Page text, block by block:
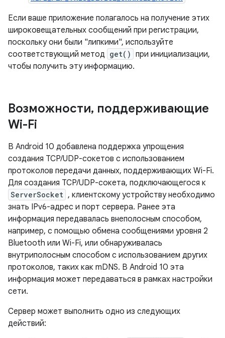
Если ваше приложение полагалось на получение этих
широковещательных сообщений при регистрации,
поскольку они были "липкими", используйте
соответствующий метод get() при инициализации,
чтобы получить эту информацию.
Возможности, поддерживающие
Wi-Fi
В Android 10 добавлена ​​поддержка упрощения
создания TCP/UDP-сокетов с использованием
протоколов передачи данных, поддерживающих Wi-Fi.
Для создания TCP/UDP-сокета, подключающегося к
ServerSocket , клиентскому устройству необходимо
знать IPv6-адрес и порт сервера. Ранее эта
информация передавалась внеполосным способом,
например, с помощью обмена сообщениями уровня 2
Bluetooth или Wi-Fi, или обнаруживалась
внутриполосным способом с использованием других
протоколов, таких как mDNS. В Android 10 эта
информация может передаваться в рамках настройки
сети.
Сервер может выполнить одно из следующих
действий: